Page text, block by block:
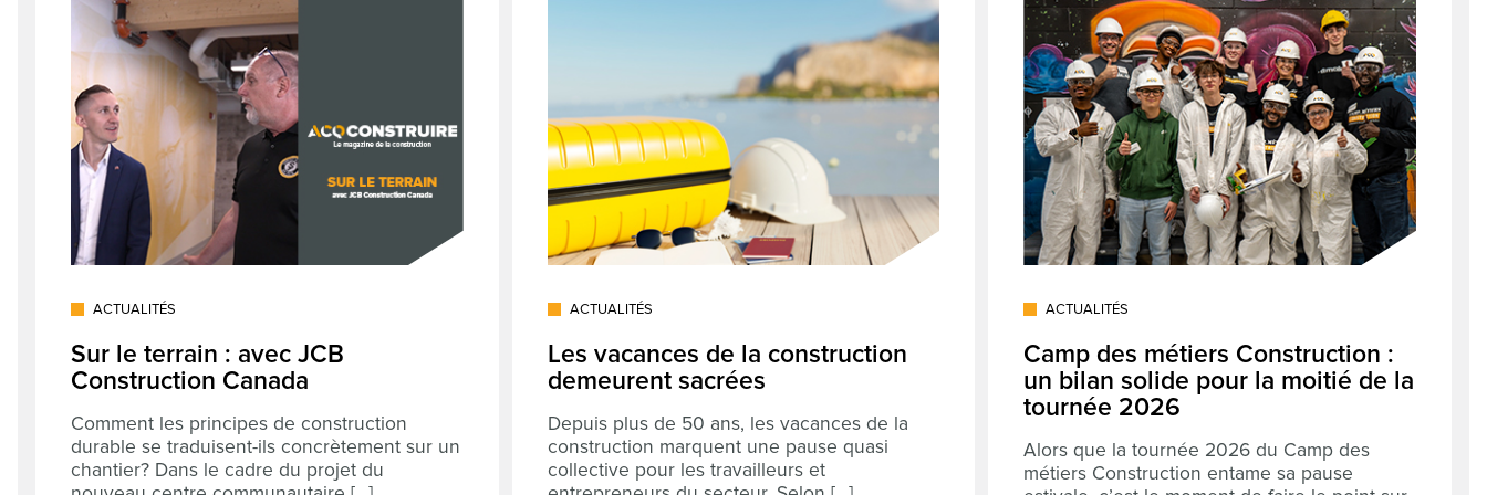
ACTUALITÉS
Sur le terrain : avec JCB
Construction Canada
Comment les principes de construction
durable se traduisent-ils concrètement sur un
chantier? Dans le cadre du projet du
ACTUALITÉS
Les vacances de la construction
demeurent sacrées
Depuis plus de 50 ans, les vacances de la
construction marquent une pause quasi
collective pour les travailleurs et
ACTUALITÉS
Camp des métiers Construction :
un bilan solide pour la moitié de la
tournée 2026
Alors que la tournée 2026 du Camp des
métiers Construction entame sa pause